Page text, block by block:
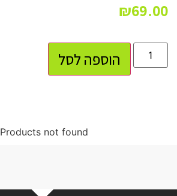
₪69.00
הוספה לסל
Products not found.